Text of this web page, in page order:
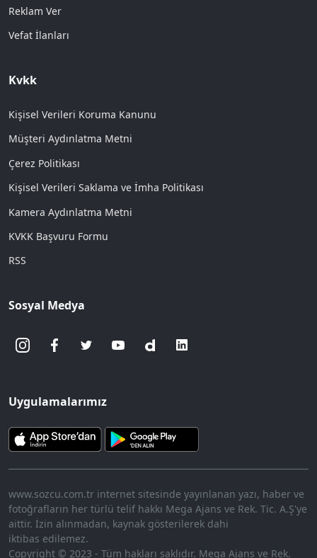
Reklam Ver
Vefat İlanları
Kvkk
Kişisel Verileri Koruma Kanunu
Müşteri Aydınlatma Metni
Çerez Politikası
Kişisel Verileri Saklama ve İmha Politikası
Kamera Aydınlatma Metni
KVKK Başvuru Formu
RSS
Sosyal Medya
Uygulamalarımız
www.sozcu.com.tr internet sitesinde yayınlanan yazı, haber ve
fotoğrafların her türlü telif hakkı Mega Ajans ve Rek. Tic. A.Ş'ye
aittir. İzin alınmadan, kaynak gösterilerek dahi
iktibas edilemez.
Copyright © 2023 - Tüm hakları saklıdır. Mega Ajans ve Rek.